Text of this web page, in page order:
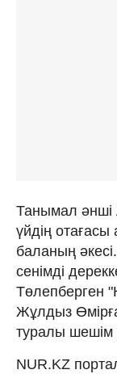
Танымал әнші
үйдің отағасы
баланың
сенімді
Төлепберген
Жұлдыз
туралы шешім
NUR.KZ